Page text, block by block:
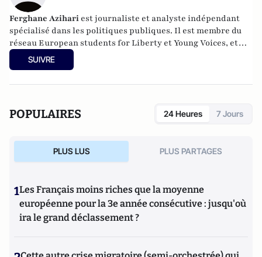
Ferghane Azihari est journaliste et analyste indépendant
spécialisé dans les politiques publiques. Il est membre du
réseau European students for Liberty et Young Voices, et
collabore régulièrement avec divers médias et think tanks
libéraux français et américains. Il vient de publier
SUIVRE
POPULAIRES 24 Heures 7 Jours
PLUS LUS PLUS PARTAGES
1Les Français moins riches que la moyenne
européenne pour la 3e année consécutive : jusqu'où
ira le grand déclassement ?